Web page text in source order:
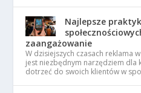
Najlepsze
zaangażowanie
W dzisiejszych czasach reklama
jest niezbędnym narzędziem dla
dotrzeć do swoich klientów w